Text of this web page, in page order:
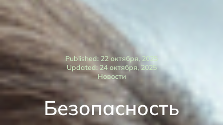
Published: 22 октября, 2025
Updated: 24 октября, 2025
Новости
Безопасность